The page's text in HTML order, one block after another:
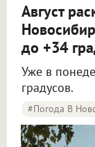
Август
до +34
Уже в
градусов.
#Погода В